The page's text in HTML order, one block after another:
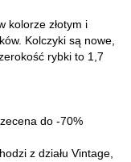
kolorze złotym i
Kolczyki są nowe,
rybki to 1,7
do -70%
z działu Vintage,